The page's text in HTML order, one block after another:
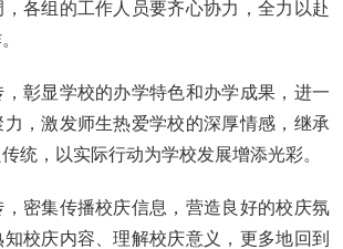
各组的工作人员要齐心协力，全力以赴
彰显学校的办学特色和办学成果，进一
，激发师生热爱学校的深厚情感，继承
统，以实际行动为学校发展增添光彩。
，密集传播校庆信息，营造良好的校庆氛
校庆内容、理解校庆意义，更多地回到